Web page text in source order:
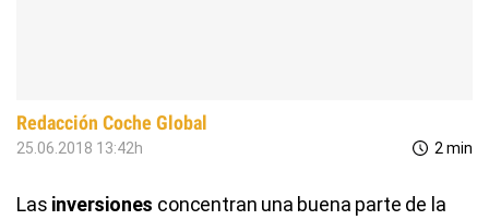
Redacción Coche Global
25.06.2018 13:42h 2 min
Las inversiones concentran una buena parte de la